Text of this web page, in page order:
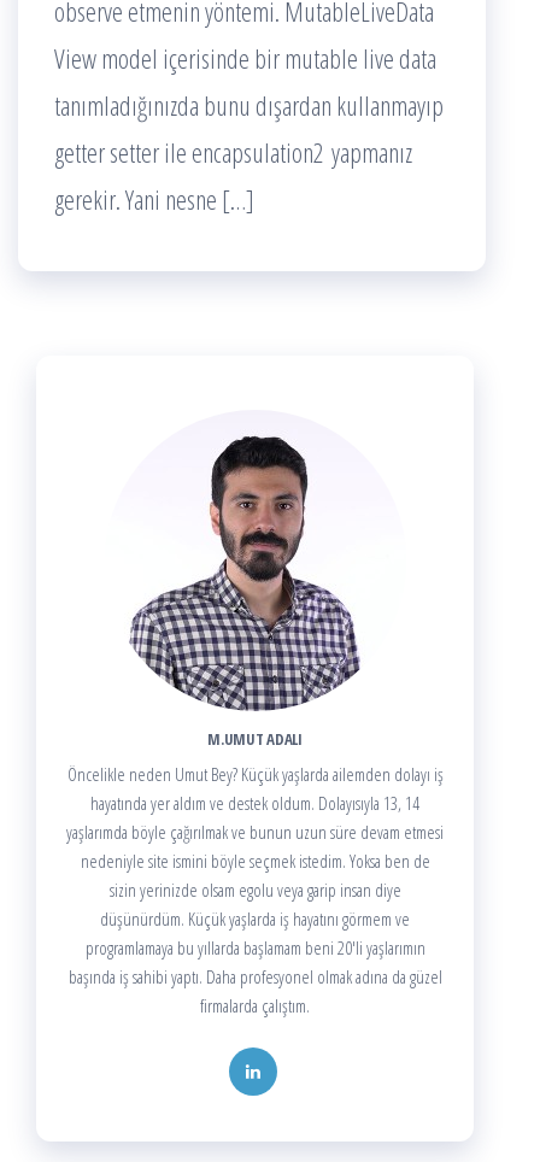
observe etmenin yöntemi. MutableLiveData
View model içerisinde bir mutable live data
tanımladığınızda bunu dışardan kullanmayıp
getter setter ile encapsulation2 yapmanız
gerekir. Yani nesne […]
M.UMUT ADALI
Öncelikle neden Umut Bey? Küçük yaşlarda ailemden dolayı iş
hayatında yer aldım ve destek oldum. Dolayısıyla 13, 14
yaşlarımda böyle çağırılmak ve bunun uzun süre devam etmesi
nedeniyle site ismini böyle seçmek istedim. Yoksa ben de
sizin yerinizde olsam egolu veya garip insan diye
düşünürdüm. Küçük yaşlarda iş hayatını görmem ve
programlamaya bu yıllarda başlamam beni 20'li yaşlarımın
başında iş sahibi yaptı. Daha profesyonel olmak adına da güzel
firmalarda çalıştım.